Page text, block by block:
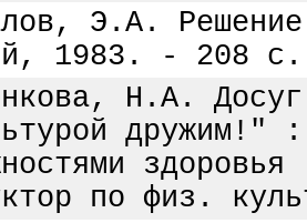
Э.А.
1983. - 208 с.
Н.А.
дружим!"
по физ.